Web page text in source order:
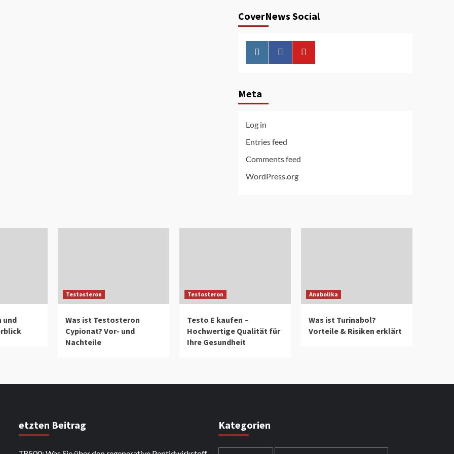
CoverNews Social
InstagramFacebookYoutube
Meta
Log in
Entries feed
Comments feed
WordPress.org
und
Testosteron
Was ist Testosteron
Cypionat? Vor- und
Nachteile
Testosteron
Testo E kaufen –
Hochwertige Qualität für
Ihre Gesundheit
Anabolika
Was ist Turinabol?
Vorteile & Risiken erklärt
etzten Beitrag Kategorien